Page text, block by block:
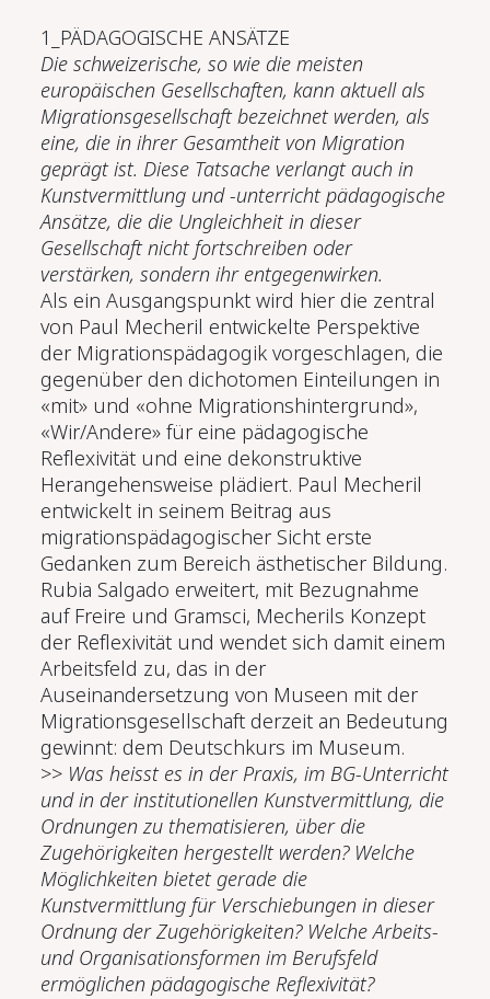
1_PÄDAGOGISCHE ANSÄTZE
Die schweizerische, so wie die meisten
europäischen Gesellschaften, kann aktuell als
Migrationsgesellschaft bezeichnet werden, als
eine, die in ihrer Gesamtheit von Migration
geprägt ist. Diese Tatsache verlangt auch in
Kunstvermittlung und -unterricht pädagogische
Ansätze, die die Ungleichheit in dieser
Gesellschaft nicht fortschreiben oder
verstärken, sondern ihr entgegenwirken.
Als ein Ausgangspunkt wird hier die zentral
von Paul Mecheril entwickelte Perspektive
der Migrationspädagogik vorgeschlagen, die
gegenüber den dichotomen Einteilungen in
«mit» und «ohne Migrationshintergrund»,
«Wir/Andere» für eine pädagogische
Reflexivität und eine dekonstruktive
Herangehensweise plädiert. Paul Mecheril
entwickelt in seinem Beitrag aus
migrationspädagogischer Sicht erste
Gedanken zum Bereich ästhetischer Bildung.
Rubia Salgado erweitert, mit Bezugnahme
auf Freire und Gramsci, Mecherils Konzept
der Reflexivität und wendet sich damit einem
Arbeitsfeld zu, das in der
Auseinandersetzung von Museen mit der
Migrationsgesellschaft derzeit an Bedeutung
gewinnt: dem Deutschkurs im Museum.
>> Was heisst es in der Praxis, im BG-Unterricht
und in der institutionellen Kunstvermittlung, die
Ordnungen zu thematisieren, über die
Zugehörigkeiten hergestellt werden? Welche
Möglichkeiten bietet gerade die
Kunstvermittlung für Verschiebungen in dieser
Ordnung der Zugehörigkeiten? Welche Arbeits-
und Organisationsformen im Berufsfeld
ermöglichen pädagogische Reflexivität?